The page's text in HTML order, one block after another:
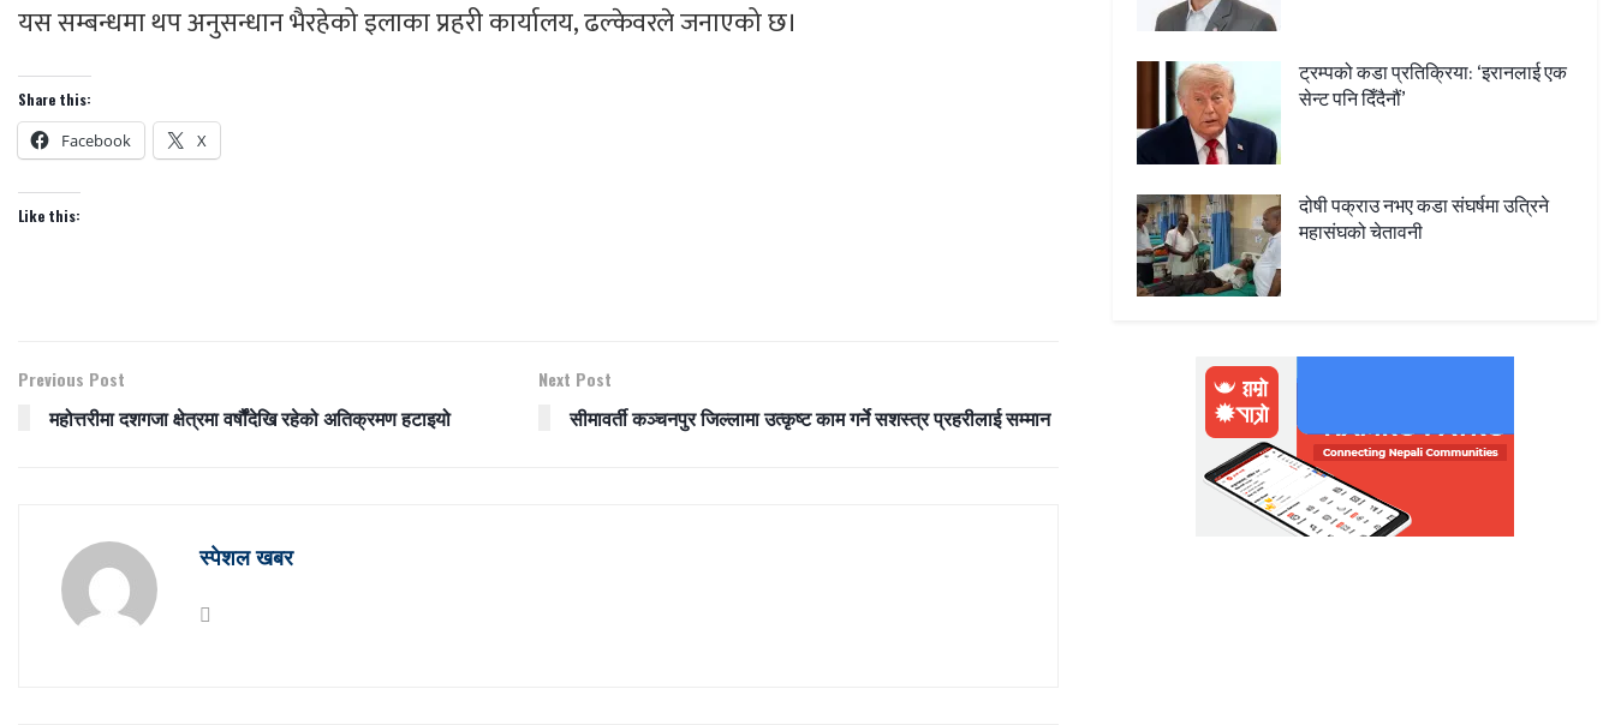
यस सम्बन्धमा थप अनुसन्धान भैरहेको इलाका प्रहरी कार्यालय, ढल्केवरले जनाएको छ।
Share this:
Facebook X
Like this:
Previous Post
महोत्तरीमा दशगजा क्षेत्रमा वर्षौंदेखि रहेको अतिक्रमण हटाइयो
Next Post
सीमावर्ती कञ्चनपुर जिल्लामा उत्कृष्ट काम गर्ने सशस्त्र प्रहरीलाई सम्मान
स्पेशल खबर
ट्रम्पको कडा प्रतिक्रिया: ‘इरानलाई एक
सेन्ट पनि दिँदैनौं’
दोषी पक्राउ नभए कडा संघर्षमा उत्रिने
महासंघको चेतावनी